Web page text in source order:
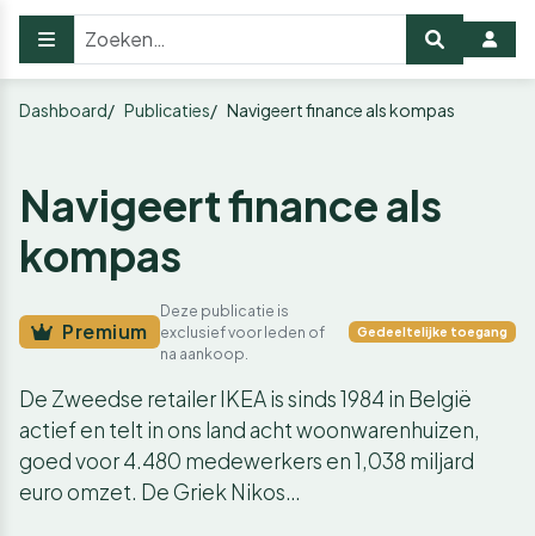
Dashboard Publicaties Navigeert finance als kompas
Navigeert finance als
kompas
Premium
Deze publicatie is
exclusief voor leden of
na aankoop.
Gedeeltelijke toegang
De Zweedse retailer IKEA is sinds 1984 in België
actief en telt in ons land acht woonwarenhuizen,
goed voor 4.480 medewerkers en 1,038 miljard
euro omzet. De Griek Nikos…